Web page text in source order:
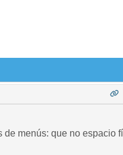
menús: que no espacio